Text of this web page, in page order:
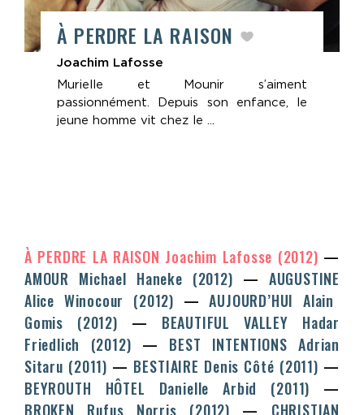
À PERDRE LA RAISON
Joachim Lafosse
Murielle et Mounir s’aiment
passionnément. Depuis son enfance, le
jeune homme vit chez le ...
À PERDRE LA RAISON Joachim Lafosse (2012)
AMOUR Michael Haneke (2012)
AUGUSTINE
Alice Winocour (2012) AUJOURD’HUI Alain
Gomis (2012) BEAUTIFUL VALLEY Hadar
Friedlich (2012) BEST INTENTIONS Adrian
Sitaru (2011) BESTIAIRE Denis Côté (2011)
BEYROUTH HÔTEL Danielle Arbid (2011)
BROKEN Rufus Norris (2012)
CHRISTIAN